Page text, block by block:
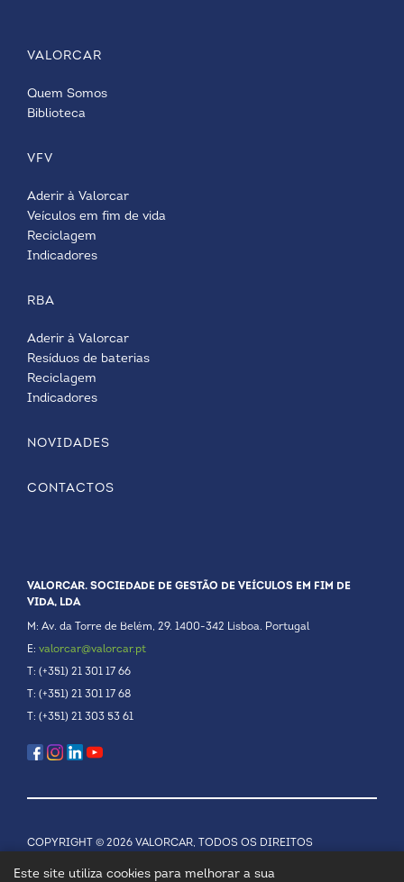
VALORCAR
Quem Somos
Biblioteca
VFV
Aderir à Valorcar
Veículos em fim de vida
Reciclagem
Indicadores
RBA
Aderir à Valorcar
Resíduos de baterias
Reciclagem
Indicadores
NOVIDADES
CONTACTOS
VALORCAR. SOCIEDADE DE GESTÃO DE VEÍCULOS EM FIM DE
VIDA, LDA
M: Av. da Torre de Belém, 29. 1400-342 Lisboa. Portugal
E: valorcar@valorcar.pt
T: (+351) 21 301 17 66
T: (+351) 21 301 17 68
T: (+351) 21 303 53 61
COPYRIGHT © 2026 VALORCAR, TODOS OS DIREITOS
Este site utiliza cookies para melhorar a sua